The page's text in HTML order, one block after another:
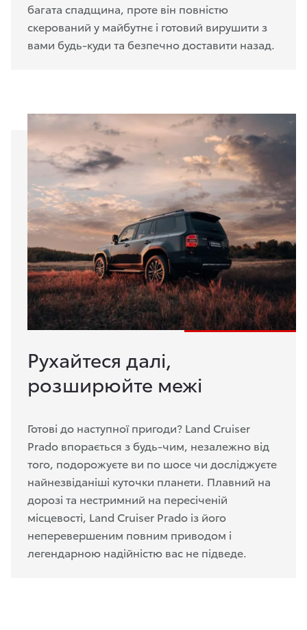
багата спадщина, проте він повністю
скерований у майбутнє і готовий вирушити з
вами будь-куди та безпечно доставити назад.
Рухайтеся далі,
розширюйте межі
Готові до наступної пригоди? Land Cruiser
Prado впорається з будь-чим, незалежно від
того, подорожуєте ви по шосе чи досліджуєте
найнезвіданіші куточки планети. Плавний на
дорозі та нестримний на пересіченій
місцевості, Land Cruiser Prado із його
неперевершеним повним приводом і
легендарною надійністю вас не підведе.